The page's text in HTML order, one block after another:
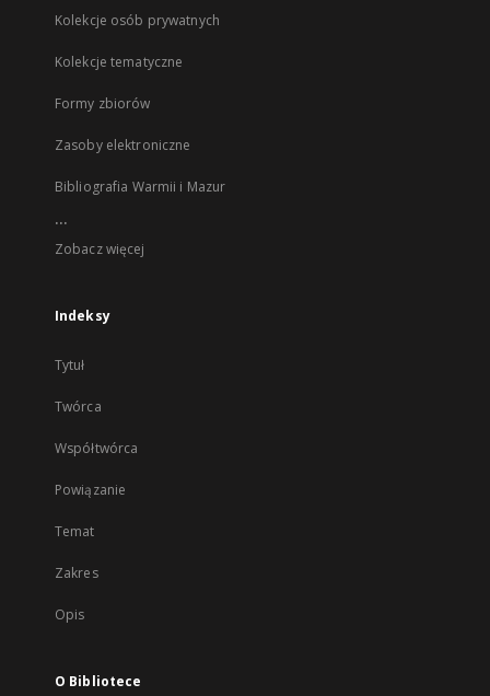
Kolekcje osób prywatnych
Kolekcje tematyczne
Formy zbiorów
Zasoby elektroniczne
Bibliografia Warmii i Mazur
...
Zobacz więcej
Indeksy
Tytuł
Twórca
Współtwórca
Powiązanie
Temat
Zakres
Opis
O Bibliotece